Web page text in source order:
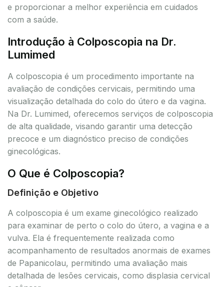
e proporcionar a melhor experiência em cuidados
com a saúde.
Introdução à Colposcopia na Dr.
Lumimed
A colposcopia é um procedimento importante na
avaliação de condições cervicais, permitindo uma
visualização detalhada do colo do útero e da vagina.
Na Dr. Lumimed, oferecemos serviços de colposcopia
de alta qualidade, visando garantir uma detecção
precoce e um diagnóstico preciso de condições
ginecológicas.
O Que é Colposcopia?
Definição e Objetivo
A colposcopia é um exame ginecológico realizado
para examinar de perto o colo do útero, a vagina e a
vulva. Ela é frequentemente realizada como
acompanhamento de resultados anormais de exames
de Papanicolau, permitindo uma avaliação mais
detalhada de lesões cervicais, como displasia cervical